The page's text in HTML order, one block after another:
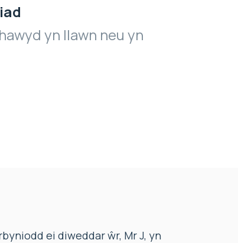
yn llawn neu yn
ei diweddar ŵr, Mr J, yn